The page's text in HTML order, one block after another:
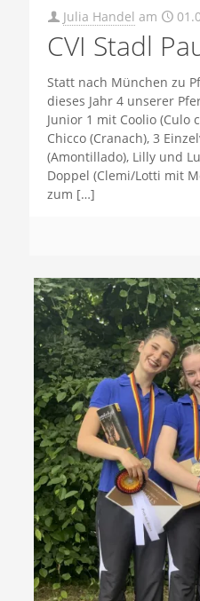
Julia Handel am
CVI Stadl
Statt nach München zu
dieses Jahr 4 unserer
Junior 1 mit Coolio (Culo
Chicco (Cranach), 3
(Amontillado), Lilly und
Doppel (Clemi/Lotti mit
zum […]